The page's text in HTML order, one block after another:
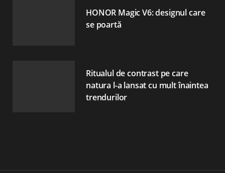
HONOR Magic V6: designul care
se poartă
Ritualul de contrast pe care
natura l-a lansat cu mult înaintea
trendurilor